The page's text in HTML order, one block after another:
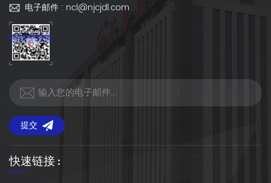
电子邮件 : ncl@njcjdl.com
提交
快速链接 :